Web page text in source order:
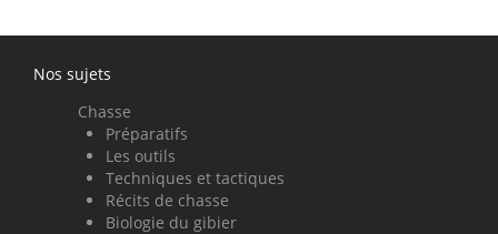
Nos sujets
Chasse
Préparatifs
Les outils
Techniques et tactiques
Récits de chasse
Biologie du gibier